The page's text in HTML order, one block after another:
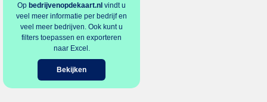
Op bedrijvenopdekaart.nl vindt u
veel meer informatie per bedrijf en
veel meer bedrijven. Ook kunt u
filters toepassen en exporteren
naar Excel.
Bekijken